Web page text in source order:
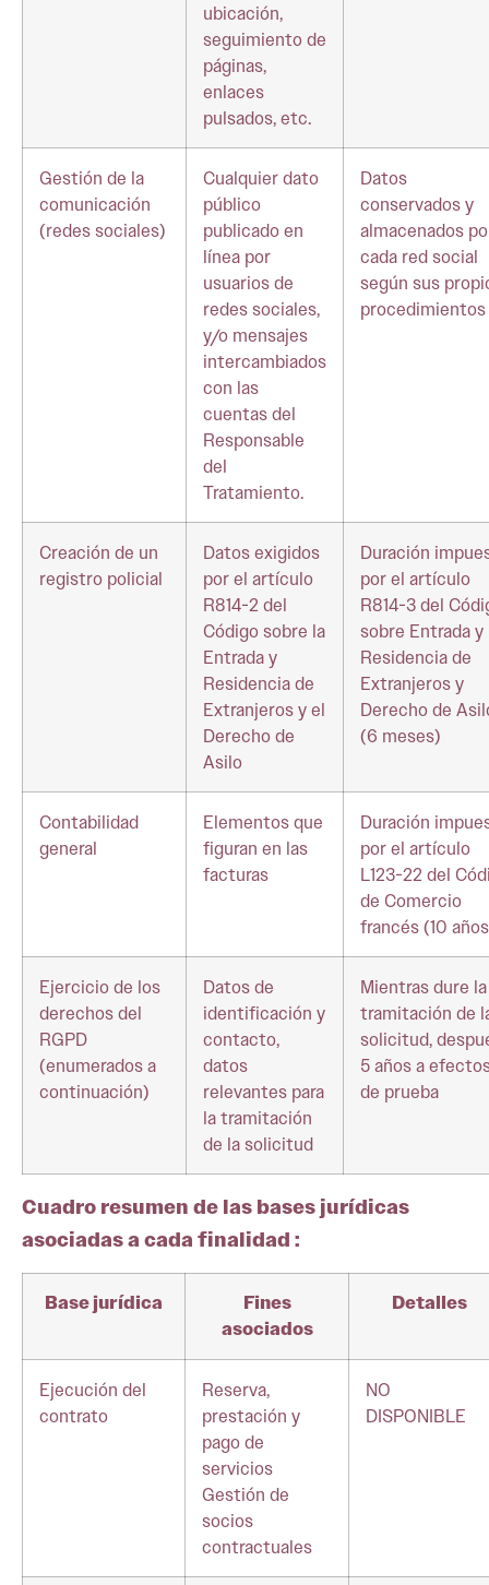
ubicación,
seguimiento de
páginas,
enlaces
pulsados, etc.
Gestión de la
comunicación
(redes sociales)
Cualquier dato
público
publicado en
línea por
usuarios de
redes sociales,
y/o mensajes
intercambiados
con las
cuentas del
Responsable
del
Tratamiento.
Datos
conservados y
almacenados
cada red social
según sus
procedimientos
Creación de un
registro policial
Datos exigidos
por el artículo
R814-2 del
Código sobre la
Entrada y
Residencia de
Extranjeros y el
Derecho de
Asilo
Duración
por el artículo
R814-3 del
sobre Entrada y
Residencia de
Extranjeros y
Derecho de
(6 meses)
Contabilidad
general
Elementos que
figuran en las
facturas
Duración
por el artículo
L123-22 del
de Comercio
francés (10
Ejercicio de los
derechos del
RGPD
(enumerados a
continuación)
Datos de
identificación y
contacto,
datos
relevantes para
la tramitación
de la solicitud
Mientras dure la
tramitación de
solicitud,
5 años a
de prueba
Cuadro resumen de las bases jurídicas
asociadas a cada finalidad :
Base jurídica
Fines
asociados
Detalles
Ejecución del
contrato
Reserva,
prestación y
pago de
servicios
Gestión de
socios
contractuales
NO
DISPONIBLE